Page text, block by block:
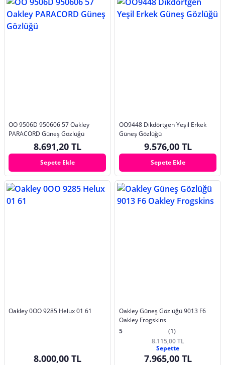
OO 9506D 950606 57 Oakley
PARACORD Güneş Gözlüğü
8.691,20 TL
Sepete Ekle
OO9448 Dikdörtgen Yeşil Erkek
Güneş Gözlüğü
9.576,00 TL
Sepete Ekle
Oakley 0OO 9285 Helux 01 61
8.000,00 TL
Oakley Güneş Gözlüğü 9013 F6
Oakley Frogskins
5
(1)
8.115,00 TL
Sepette
7.965,00 TL